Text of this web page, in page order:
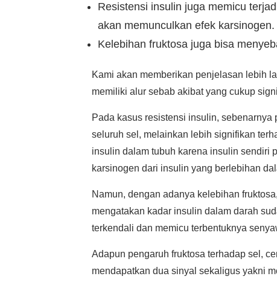
Resistensi insulin juga memicu
akan memunculkan efek karsinogen.
Kelebihan fruktosa juga bisa
Kami akan memberikan penjelasan lebih
memiliki alur sebab akibat yang cukup
Pada kasus resistensi insulin,
seluruh sel, melainkan lebih signifikan
insulin dalam tubuh karena insulin sendiri
karsinogen dari insulin yang berlebihan
Namun, dengan adanya kelebihan
mengatakan kadar insulin dalam darah
terkendali dan memicu terbentuknya
Adapun pengaruh fruktosa terhadap sel,
mendapatkan dua sinyal sekaligus yakni